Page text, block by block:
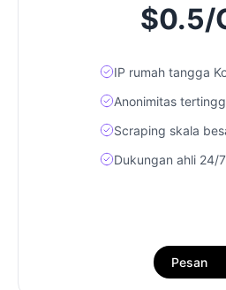
$0.5/
IP rumah tangga
Anonimitas
Scraping skala
Dukungan ahli 24/7
Pesan